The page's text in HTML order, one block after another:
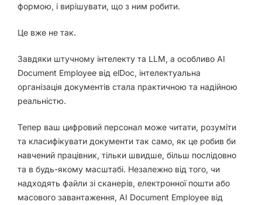
формою, і вирішувати, що з ним робити.
Це вже не так.
Завдяки штучному інтелекту та LLM, а особливо AI
Document Employee від elDoc, інтелектуальна
організація документів стала практичною та надійною
реальністю.
Тепер ваш цифровий персонал може читати, розуміти
та класифікувати документи так само, як це робив би
навчений працівник, тільки швидше, більш послідовно
та в будь-якому масштабі. Незалежно від того, чи
надходять файли зі сканерів, електронної пошти або
масового завантаження, AI Document Employee від